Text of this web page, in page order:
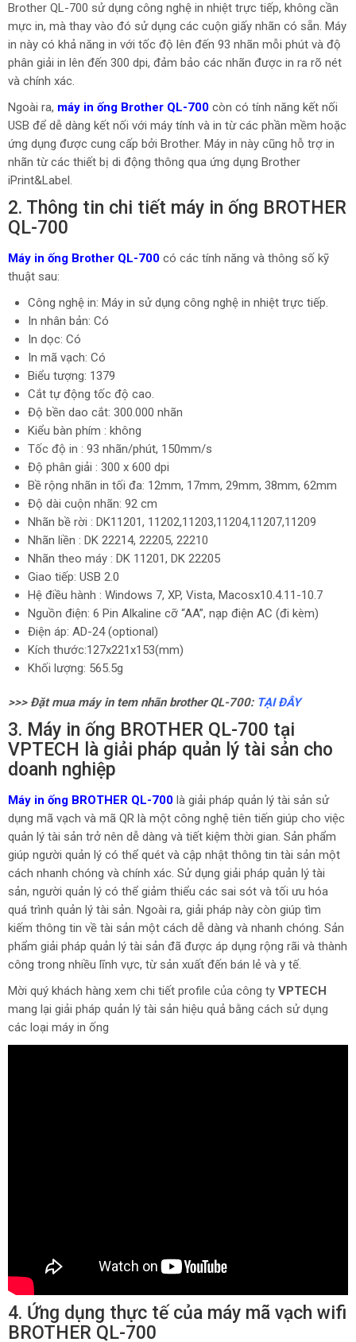
Brother QL-700 sử dụng công nghệ in nhiệt trực tiếp, không cần
mực in, mà thay vào đó sử dụng các cuộn giấy nhãn có sẵn. Máy
in này có khả năng in với tốc độ lên đến 93 nhãn mỗi phút và độ
phân giải in lên đến 300 dpi, đảm bảo các nhãn được in ra rõ nét
và chính xác.
Ngoài ra, máy in ống Brother QL-700 còn có tính năng kết nối
USB để dễ dàng kết nối với máy tính và in từ các phần mềm hoặc
ứng dụng được cung cấp bởi Brother. Máy in này cũng hỗ trợ in
nhãn từ các thiết bị di động thông qua ứng dụng Brother
iPrint&Label.
2. Thông tin chi tiết máy in ống BROTHER
QL-700
Máy in ống Brother QL-700 có các tính năng và thông số kỹ
thuật sau:
Công nghệ in: Máy in sử dụng công nghệ in nhiệt trực tiếp.
In nhân bản: Có
In dọc: Có
In mã vạch: Có
Biểu tượng: 1379
Cắt tự động tốc độ cao.
Độ bền dao cắt: 300.000 nhãn
Kiểu bàn phím : không
Tốc độ in : 93 nhãn/phút, 150mm/s
Độ phân giải : 300 x 600 dpi
Bề rộng nhãn in tối đa: 12mm, 17mm, 29mm, 38mm, 62mm
Độ dài cuộn nhãn: 92 cm
Nhãn bề rời : DK11201, 11202,11203,11204,11207,11209
Nhãn liền : DK 22214, 22205, 22210
Nhãn theo máy : DK 11201, DK 22205
Giao tiếp: USB 2.0
Hệ điều hành : Windows 7, XP, Vista, Macosx10.4.11-10.7
Nguồn điện: 6 Pin Alkaline cỡ “AA”, nạp điện AC (đi kèm)
Điện áp: AD-24 (optional)
Kích thước:127x221x153(mm)
Khối lượng: 565.5g
>>> Đặt mua máy in tem nhãn brother QL-700: TẠI ĐÂY
3. Máy in ống BROTHER QL-700 tại
VPTECH là giải pháp quản lý tài sản cho
doanh nghiệp
Máy in ống BROTHER QL-700 là giải pháp quản lý tài sản sử
dụng mã vạch và mã QR là một công nghệ tiên tiến giúp cho việc
quản lý tài sản trở nên dễ dàng và tiết kiệm thời gian. Sản phẩm
giúp người quản lý có thể quét và cập nhật thông tin tài sản một
cách nhanh chóng và chính xác. Sử dụng giải pháp quản lý tài
sản, người quản lý có thể giảm thiểu các sai sót và tối ưu hóa
quá trình quản lý tài sản. Ngoài ra, giải pháp này còn giúp tìm
kiếm thông tin về tài sản một cách dễ dàng và nhanh chóng. Sản
phẩm giải pháp quản lý tài sản đã được áp dụng rộng rãi và thành
công trong nhiều lĩnh vực, từ sản xuất đến bán lẻ và y tế.
Mời quý khách hàng xem chi tiết profile của công ty VPTECH
mang lại giải pháp quản lý tài sản hiệu quả bằng cách sử dụng
các loại máy in ống
4. Ứng dụng thực tế của máy mã vạch wifi
BROTHER QL-700